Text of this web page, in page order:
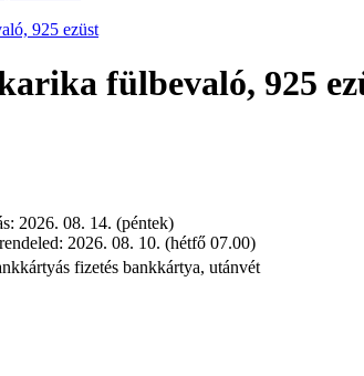
fülbevaló, 925
2026. 08. 14. (péntek)
2026. 08. 10. (hétfő 07.00)
bankkártya, utánvét